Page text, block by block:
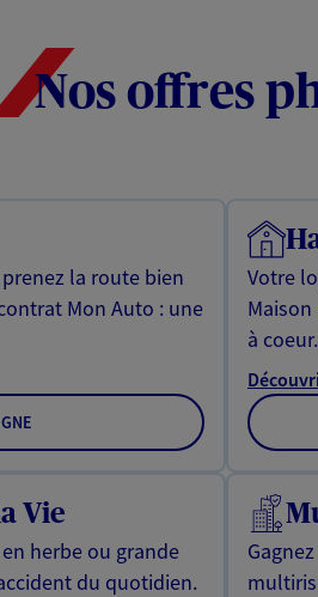
Nos offres
la route bien
Mon Auto : une
Votre
à coeur.
Vie
herbe ou grande
du quotidien.